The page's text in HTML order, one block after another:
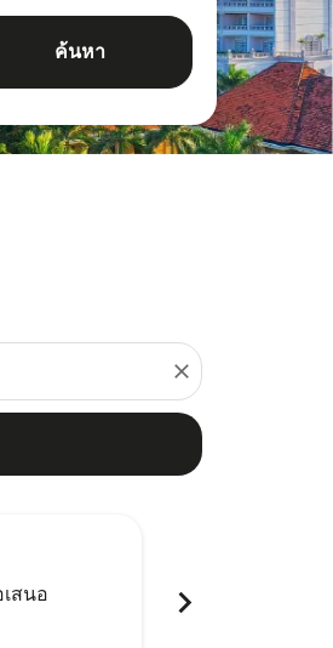
label
ค้นหา
close
สนอ
chevron_right